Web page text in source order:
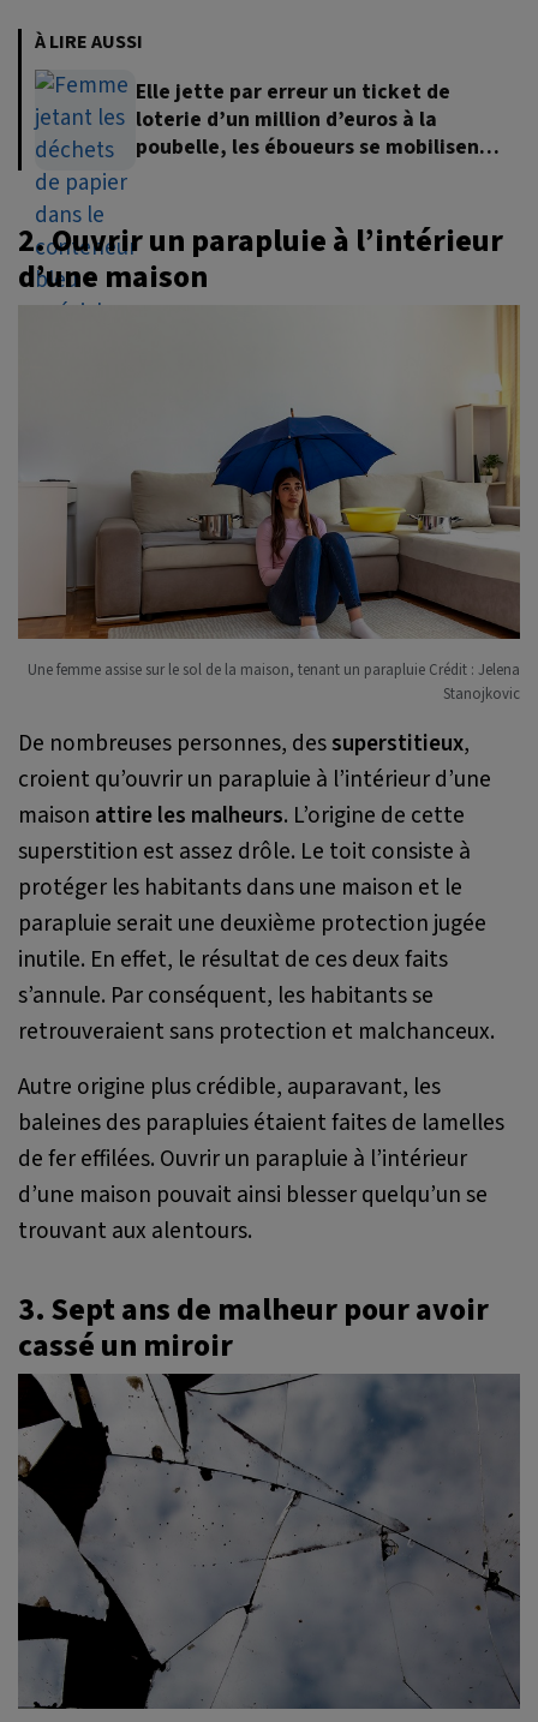
À LIRE AUSSI
Elle jette par erreur un ticket de
loterie d’un million d’euros à la
poubelle, les éboueurs se mobilisent
2. Ouvrir un parapluie à l’intérieur
d’une maison
Une femme assise sur le sol de la maison, tenant un parapluie Crédit : Jelena
Stanojkovic
De nombreuses personnes, dessuperstitieux,
croient qu’ouvrir un parapluie à l’intérieur d’une
maison attire les malheurs. L’origine de cette
superstition est assez drôle. Le toit consiste à
protéger les habitants dans une maison et le
parapluie serait une deuxième protection jugée
inutile. En effet, le résultat de ces deux faits
s’annule. Par conséquent, les habitants se
retrouveraient sans protection et malchanceux.
Autre origine plus crédible, auparavant, les
baleines des parapluies étaient faites de lamelles
de fer effilées. Ouvrir un parapluie à l’intérieur
d’une maison pouvait ainsi blesser quelqu’un se
trouvant aux alentours.
3. Sept ans de malheur pour avoir
cassé un miroir